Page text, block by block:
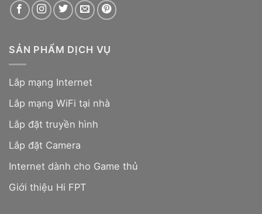
SẢN PHẨM DỊCH VỤ
Lắp mạng Internet
Lắp mạng WiFi tại nhà
Lắp đặt truyền hình
Lắp đặt Camera
Internet dành cho Game thủ
Giới thiệu Hi FPT